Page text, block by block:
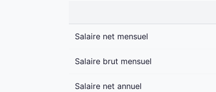
Salaire net mensuel
Salaire brut mensuel
Salaire net annuel